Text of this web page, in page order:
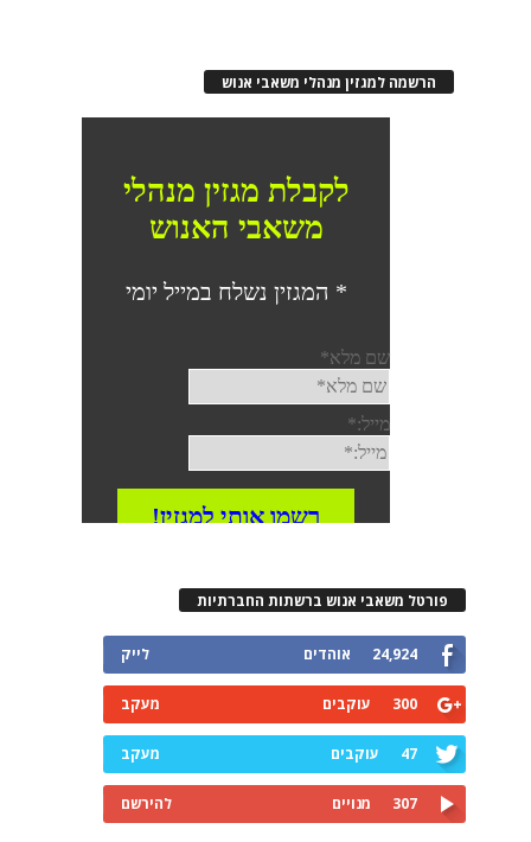
הרשמה למגזין מנהלי משאבי אנוש
פורטל משאבי אנוש ברשתות החברתיות
24,924 אוהדים לייק
300 עוקבים מעקב
47 עוקבים מעקב
307 מנויים להירשם